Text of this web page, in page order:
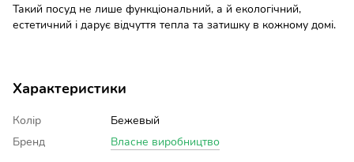
Такий посуд не лише функціональний, а й екологічний,
естетичний і дарує відчуття тепла та затишку в кожному домі.
Характеристики
Колір
Бежевый
Бренд
Власне виробництво